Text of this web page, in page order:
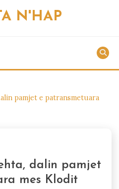
N'HAP
pamjet e patransmetuara
dalin pamjet
mes Klodit